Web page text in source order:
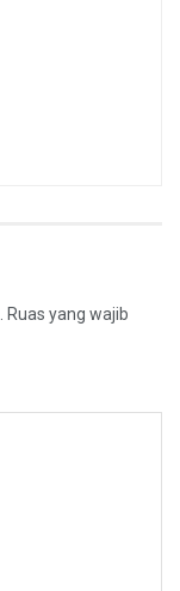
Ruas yang wajib